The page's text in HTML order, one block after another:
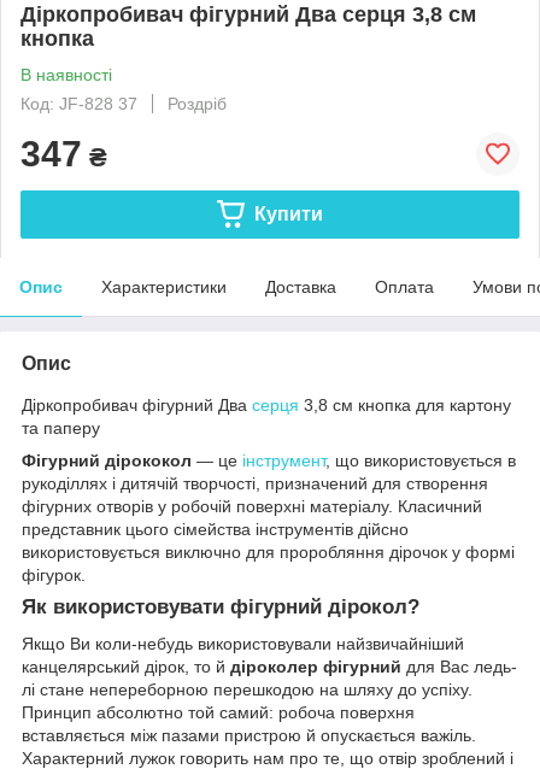
Діркопробивач фігурний Два серця 3,8 см
кнопка
В наявності
Код: JF-828 37
Роздріб
347 ₴
Купити
Опис Характеристики Доставка Оплата Умови
Опис
Діркопробивач фігурний Два серця 3,8 см кнопка для картону
та паперу
Фігурний дірококол — це інструмент, що використовується в
рукоділлях і дитячій творчості, призначений для створення
фігурних отворів у робочій поверхні матеріалу. Класичний
представник цього сімейства інструментів дійсно
використовується виключно для проробляння дірочок у формі
фігурок.
Як використовувати фігурний дірокол?
Якщо Ви коли-небудь використовували найзвичайніший
канцелярський дірок, то й діроколер фігурний для Вас ледь-
лі стане непереборною перешкодою на шляху до успіху.
Принцип абсолютно той самий: робоча поверхня
вставляється між пазами пристрою й опускається важіль.
Характерний лужок говорить нам про те, що отвір зроблений і